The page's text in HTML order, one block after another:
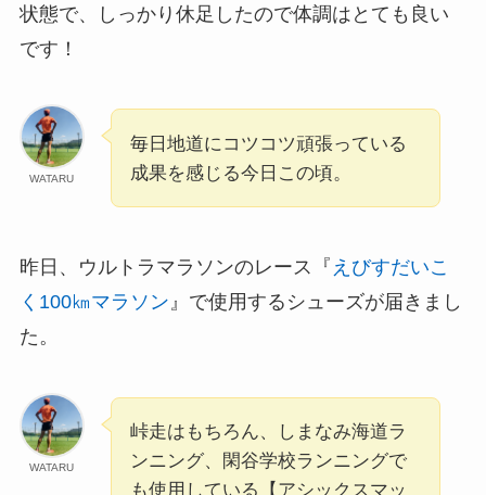
状態で、しっかり休足したので体調はとても良い
です！
WATARU
毎日地道にコツコツ頑張っている
成果を感じる今日この頃。
昨日、ウルトラマラソンのレース『 えびすだいこ
く100㎞マラソン』で使用するシューズが届きまし
た。
WATARU
峠走はもちろん、しまなみ海道ラ
ンニング、閑谷学校ランニングで
も使用している【アシックスマッ